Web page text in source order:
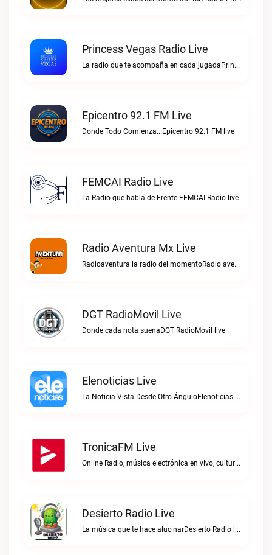
Princess Vegas Radio Live
La radio que te acompaña en cada jugadaPrincess Vegas Radio live
Epicentro 92.1 FM Live
Donde Todo Comienza...Epicentro 92.1 FM live
FEMCAI Radio Live
La Radio que habla de Frente.FEMCAI Radio live
Radio Aventura Mx Live
Radioaventura la radio del momentoRadio aventura mx live
DGT RadioMovil Live
Donde cada nota suenaDGT RadioMovil live
Elenoticias Live
La Noticia Vista Desde Otro ÁnguloElenoticias live
TronicaFM Live
Online Radio, música electrónica en vivo, cultura electrónica, Top 10 semanal, videos, descargasTronicaFM live
Desierto Radio Live
La música que te hace alucinarDesierto Radio live